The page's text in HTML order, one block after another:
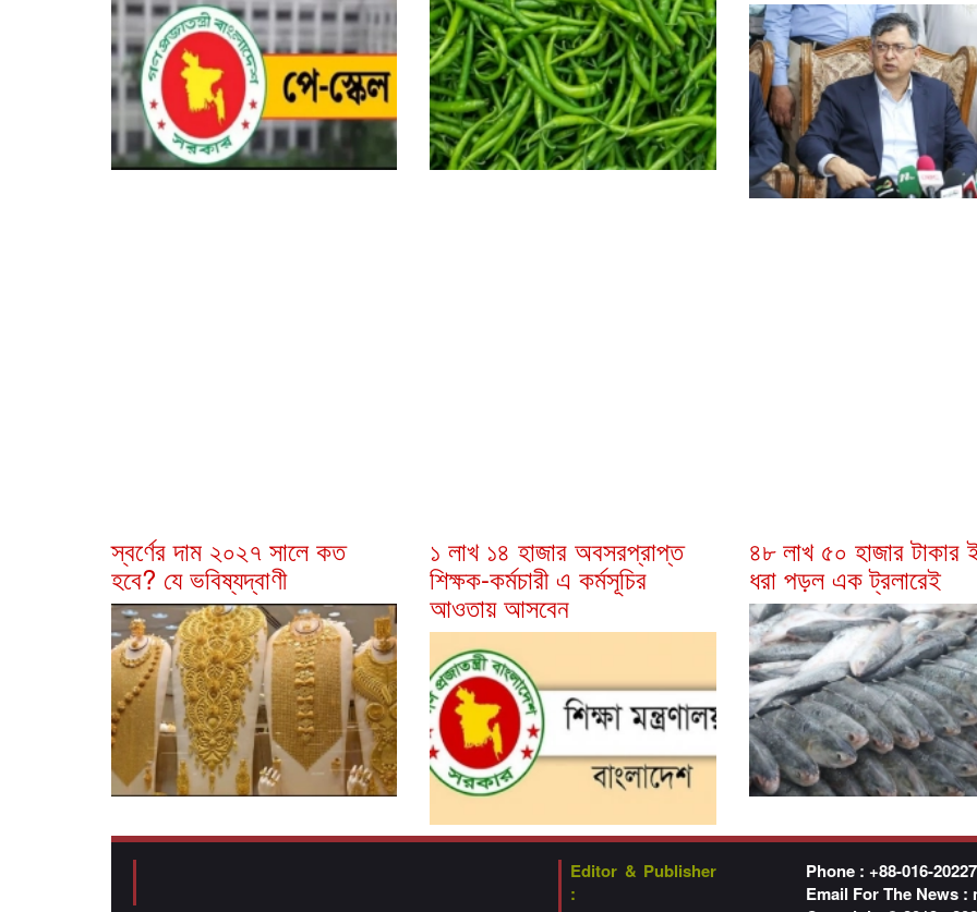
স্বর্ণের দাম ২০২৭ সালে কত
হবে? যে ভবিষ্যদ্বাণী
১ লাখ ১৪ হাজার অবসরপ্রাপ্ত
শিক্ষক-কর্মচারী এ কর্মসূচির
আওতায় আসবেন
৪৮ লাখ ৫০ হাজার টাকার
ধরা পড়ল এক ট্রলারেই
Editor & Publisher
:
Phone : +88-016-
Email For The News :